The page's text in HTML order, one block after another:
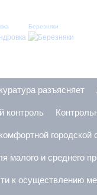
Березняки
разъясняет
контроль
городской
малого и среднего
к осуществлению